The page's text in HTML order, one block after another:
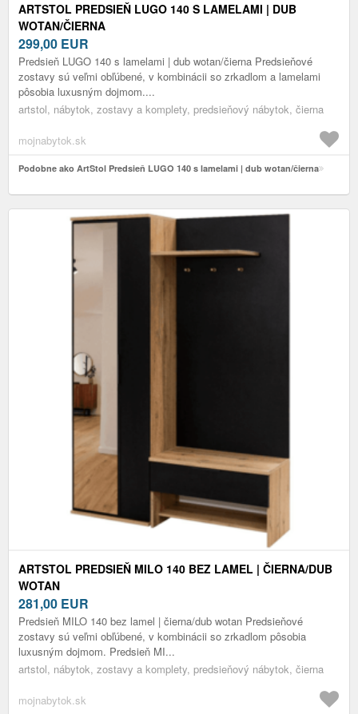
ARTSTOL PREDSIEŇ LUGO 140 S LAMELAMI | DUB
WOTAN/ČIERNA
299,00 EUR
Predsieň LUGO 140 s lamelami | dub wotan/čierna Predsieňové
zostavy sú veľmi obľúbené, v kombinácii so zrkadlom a lamelami
pôsobia luxusným dojmom....
artstol, nábytok, zostavy a komplety, predsieňový nábytok, čierna
mojnabytok.sk
Podobne ako ArtStol Predsieň LUGO 140 s lamelami | dub wotan/čierna
ARTSTOL PREDSIEŇ MILO 140 BEZ LAMEL | ČIERNA/DUB
WOTAN
281,00 EUR
Predsieň MILO 140 bez lamel | čierna/dub wotan Predsieňové
zostavy sú veľmi obľúbené, v kombinácii so zrkadlom pôsobia
luxusným dojmom. Predsieň MI...
artstol, nábytok, zostavy a komplety, predsieňový nábytok, čierna
mojnabytok.sk